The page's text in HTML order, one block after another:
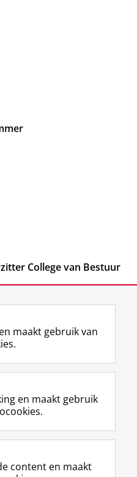
College van Bestuur
F
a
e
b
o
p
L
i
k
e
I
-
R
S
-
f
e
R
I
n
t
r
m
Y
o
T
e
k
maakt gebruik van
en maakt gebruik
content en maakt